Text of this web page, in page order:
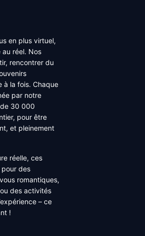
en plus virtuel,
réel. Nos
rencontrer du
à la fois. Chaque
par notre
30 000
pour être
et pleinement
réelle, ces
des
romantiques,
des activités
– ce
!